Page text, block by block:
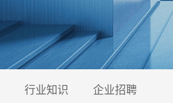
行业知识 企业招聘